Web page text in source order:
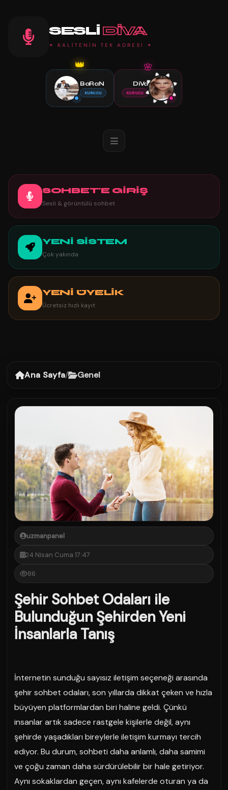
SESLI DIVA
✦ KALİTENİN TEK ADRESİ ✦
👑
BaRaN
KURUCU
🌸
DiVa
KURUCU
SOHBET'E GİRİŞ
Sesli & görüntülü sohbet
YENİ SİSTEM
Çok yakında
YENİ ÜYELİK
Ücretsiz hızlı kayıt
Ana Sayfa/ Genel
uzmanpanel
24 Nisan Cuma 17:47
86
Şehir Sohbet Odaları ile
Bulunduğun Şehirden Yeni
İnsanlarla Tanış
İnternetin sunduğu sayısız iletişim seçeneği arasında
şehir sohbet odaları, son yıllarda dikkat çeken ve hızla
büyüyen platformlardan biri haline geldi. Çünkü
insanlar artık sadece rastgele kişilerle değil, aynı
şehirde yaşadıkları bireylerle iletişim kurmayı tercih
ediyor. Bu durum, sohbeti daha anlamlı, daha samimi
ve çoğu zaman daha sürdürülebilir bir hale getiriyor.
Aynı sokaklardan geçen, aynı kafelerde oturan ya da